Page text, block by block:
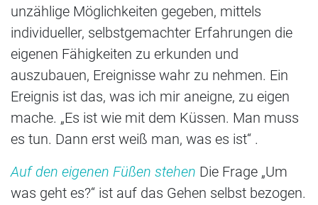
unzählige Möglichkeiten gegeben, mittels
individueller, selbstgemachter Erfahrungen die
eigenen Fähigkeiten zu erkunden und
auszubauen, Ereignisse wahr zu nehmen. Ein
Ereignis ist das, was ich mir aneigne, zu eigen
mache. „Es ist wie mit dem Küssen. Man muss
es tun. Dann erst weiß man, was es ist“ .
Auf den eigenen Füßen stehen Die Frage „Um
was geht es?“ ist auf das Gehen selbst bezogen.